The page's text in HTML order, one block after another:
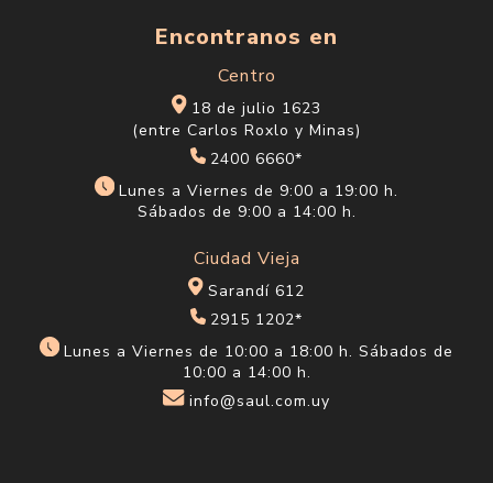
Encontranos en
Centro
18 de julio 1623
(entre Carlos Roxlo y Minas)
2400 6660*
Lunes a Viernes de 9:00 a 19:00 h.
Sábados de 9:00 a 14:00 h.
Ciudad Vieja
Sarandí 612
2915 1202*
Lunes a Viernes de 10:00 a 18:00 h. Sábados de
10:00 a 14:00 h.
info@saul.com.uy